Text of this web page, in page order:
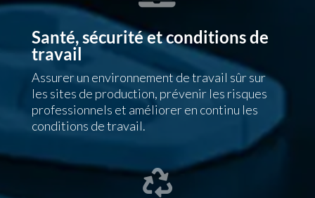
Santé, sécurité et conditions de
travail
Assurer un environnement de travail sûr sur
les sites de production, prévenir les risques
professionnels et améliorer en continu les
conditions de travail.
